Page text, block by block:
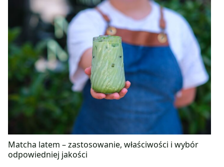
Matcha latem – zastosowanie, właściwości i wybór
odpowiedniej jakości